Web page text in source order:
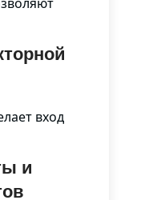
вход
и